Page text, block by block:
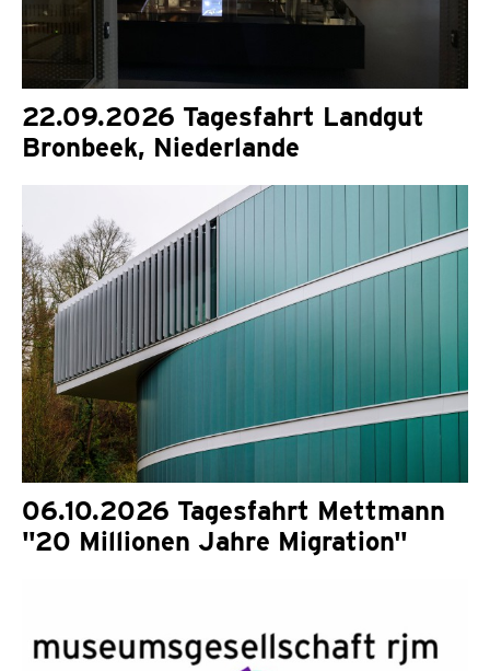
22.09.2026 Tagesfahrt Landgut
Bronbeek, Niederlande
06.10.2026 Tagesfahrt Mettmann
"20 Millionen Jahre Migration"